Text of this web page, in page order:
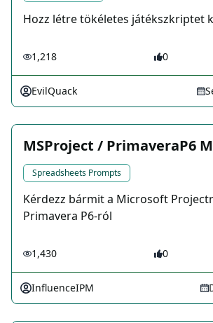
Hozz létre tökéletes játékszkriptet
1,218 0
EvilQuack
MSProject / PrimaveraP6
Spreadsheets Prompts
Kérdezz bármit a Microsoft
Primavera P6-ról
1,430 0
InfluenceIPM